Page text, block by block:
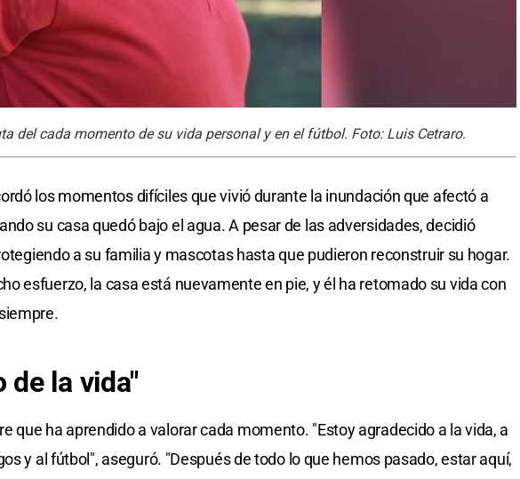
del cada momento de su vida personal y en el fútbol. Foto: Luis Cetraro.
los momentos difíciles que vivió durante la inundación que afectó a
su casa quedó bajo el agua. A pesar de las adversidades, decidió
a su familia y mascotas hasta que pudieron reconstruir su hogar.
esfuerzo, la casa está nuevamente en pie, y él ha retomado su vida con
de la vida"
que ha aprendido a valorar cada momento. "Estoy agradecido a la vida, a
y al fútbol", aseguró. "Después de todo lo que hemos pasado, estar aquí,